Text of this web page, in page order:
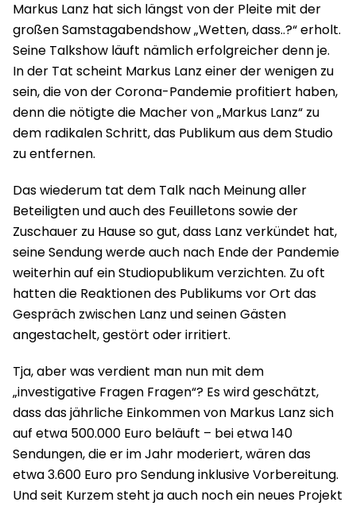
Markus Lanz hat sich längst von der Pleite mit der
großen Samstagabendshow „Wetten, dass..?“ erholt.
Seine Talkshow läuft nämlich erfolgreicher denn je.
In der Tat scheint Markus Lanz einer der wenigen zu
sein, die von der Corona-Pandemie profitiert haben,
denn die nötigte die Macher von „Markus Lanz“ zu
dem radikalen Schritt, das Publikum aus dem Studio
zu entfernen.
Das wiederum tat dem Talk nach Meinung aller
Beteiligten und auch des Feuilletons sowie der
Zuschauer zu Hause so gut, dass Lanz verkündet hat,
seine Sendung werde auch nach Ende der Pandemie
weiterhin auf ein Studiopublikum verzichten. Zu oft
hatten die Reaktionen des Publikums vor Ort das
Gespräch zwischen Lanz und seinen Gästen
angestachelt, gestört oder irritiert.
Tja, aber was verdient man nun mit dem
„investigative Fragen Fragen“? Es wird geschätzt,
dass das jährliche Einkommen von Markus Lanz sich
auf etwa 500.000 Euro beläuft – bei etwa 140
Sendungen, die er im Jahr moderiert, wären das
etwa 3.600 Euro pro Sendung inklusive Vorbereitung.
Und seit Kurzem steht ja auch noch ein neues Projekt